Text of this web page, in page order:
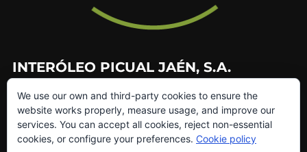
INTERÓLEO PICUAL JAÉN, S.A.
953 226 010
953 272 499
info@interoleo.com
canaldedenuncias@interoleo.com
We use our own and third-party cookies to ensure the
website works properly, measure usage, and improve our
services. You can accept all cookies, reject non-essential
cookies, or configure your preferences. Cookie policy